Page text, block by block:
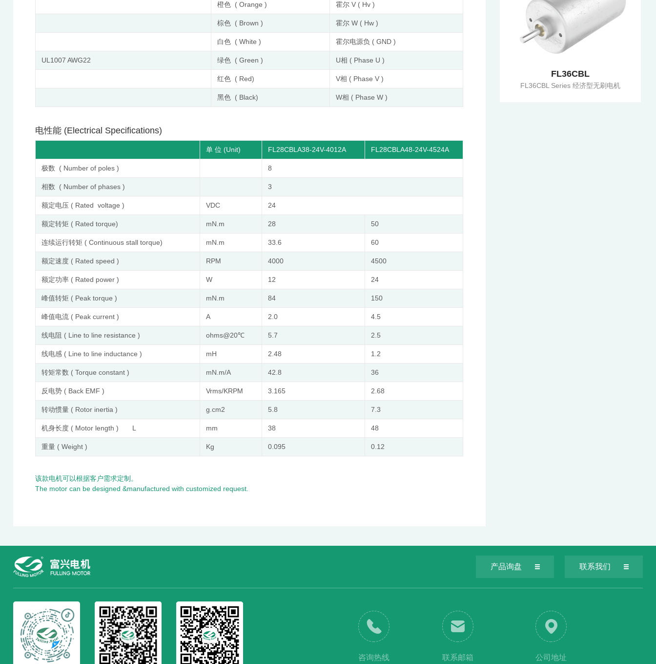
橙色 ( Orange ) 霍尔 V ( Hv )
棕色 ( Brown ) 霍尔 W ( Hw )
白色 ( White ) 霍尔电源负 ( GND )
UL1007 AWG22 绿色 ( Green ) U相 ( Phase U )
红色 ( Red) V相 ( Phase V )
黑色 ( Black) W相 ( Phase W )
电性能 (Electrical Specifications)
单 位 (Unit) FL28CBLA38-24V-4012A FL28CBLA48-24V-4524A
极数 ( Number of poles ) 8
相数 ( Number of phases ) 3
额定电压 ( Rated voltage ) VDC 24
额定转矩 ( Rated torque) mN.m 28 50
连续运行转矩 ( Continuous stall torque) mN.m 33.6 60
额定速度 ( Rated speed ) RPM 4000 4500
额定功率 ( Rated power ) W 12 24
峰值转矩 ( Peak torque ) mN.m 84 150
峰值电流 ( Peak current ) A 2.0 4.5
线电阻 ( Line to line resistance ) ohms@20℃ 5.7 2.5
线电感 ( Line to line inductance ) mH 2.48 1.2
转矩常数 ( Torque constant ) mN.m/A 42.8 36
反电势 ( Back EMF ) Vrms/KRPM 3.165 2.68
转动惯量 ( Rotor inertia ) g.cm2 5.8 7.3
机身长度 ( Motor length ) L mm 38 48
重量 ( Weight ) Kg 0.095 0.12
该款电机可以根据客户需求定制。
The motor can be designed &manufactured with customized request.
FL36CBL
FL36CBL Series 经济型无刷电机
产品询盘 联系我们
咨询热线 联系邮箱 公司地址